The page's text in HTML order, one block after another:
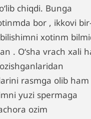
chiqdi. Bunga
bor , ikkovi
xotinm
. Oʻsha vrach xali
rasmga olib ham
yuzi spermaga
ozim